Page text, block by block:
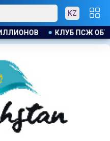
KZ
ФУТБОЛЬНОЙ АКАДЕМИИ В